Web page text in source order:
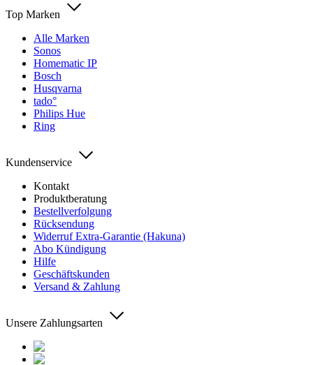
Top Marken
Alle Marken
Sonos
Homematic IP
Bosch
Husqvarna
tado°
Philips Hue
Ring
Kundenservice
Kontakt
Produktberatung
Bestellverfolgung
Rücksendung
Widerruf Extra-Garantie (Hakuna)
Abo Kündigung
Hilfe
Geschäftskunden
Versand & Zahlung
Unsere Zahlungsarten